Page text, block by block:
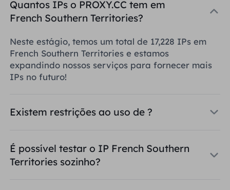
Quantos IPs o PROXY.CC tem em
French Southern Territories?
Neste estágio, temos um total de 17,228 IPs em
French Southern Territories e estamos
expandindo nossos serviços para fornecer mais
IPs no futuro!
Existem restrições ao uso de ?
É possível testar o IP French Southern
Territories sozinho?